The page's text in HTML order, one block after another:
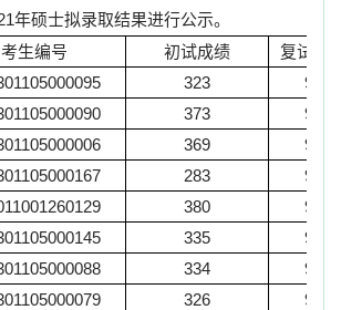
年硕士拟录取结果进行公示。
考生编号 初试成绩
复试成
323
96
373
90
369
92
283
90
380
98
335
94
334
92
326
91